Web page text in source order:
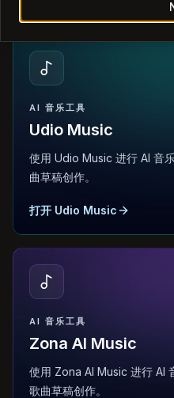
AI 音乐工具
Udio Music
使用 Udio Music 进行 AI 音
曲草稿创作。
打开 Udio Music
AI 音乐工具
Zona AI Music
使用 Zona AI Music 进行 AI
歌曲草稿创作。